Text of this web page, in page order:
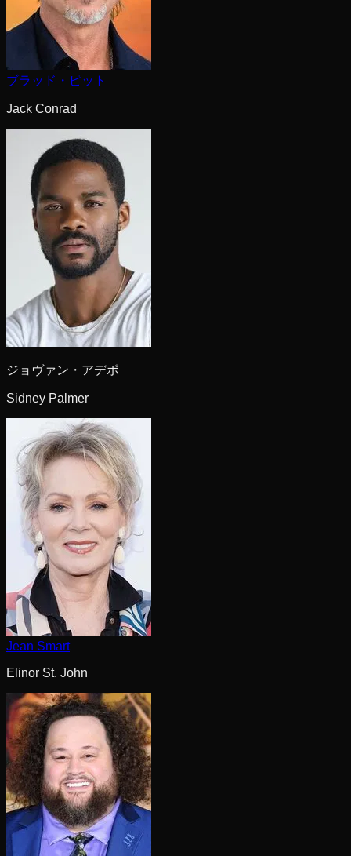
ブラッド・ピット
Jack Conrad
ジョヴァン・アデポ
Sidney Palmer
Jean Smart
Elinor St. John